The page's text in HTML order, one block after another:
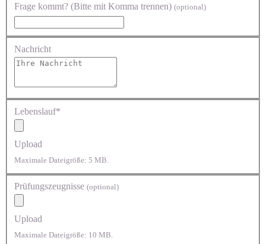
Frage kommt? (Bitte mit Komma trennen) (optional)
Nachricht
Lebenslauf*
Upload
Maximale Dateigröße: 5 MB.
Prüfungszeugnisse (optional)
Upload
Maximale Dateigröße: 10 MB.